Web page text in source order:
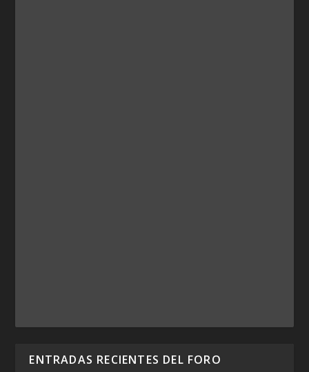
ENTRADAS RECIENTES DEL FORO